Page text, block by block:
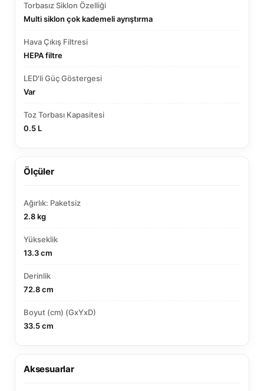
Torbasız Siklon Özelliği
Multi siklon çok kademeli ayrıştırma
Hava Çıkış Filtresi
HEPA filtre
LED'li Güç Göstergesi
Var
Toz Torbası Kapasitesi
0.5 L
Ölçüler
Ağırlık: Paketsiz
2.8 kg
Yükseklik
13.3 cm
Derinlik
72.8 cm
Boyut (cm) (GxYxD)
33.5 cm
Aksesuarlar